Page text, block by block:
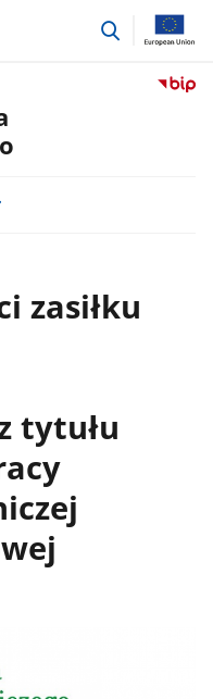
przejdź
Przejdź
zasiłku
tytułu